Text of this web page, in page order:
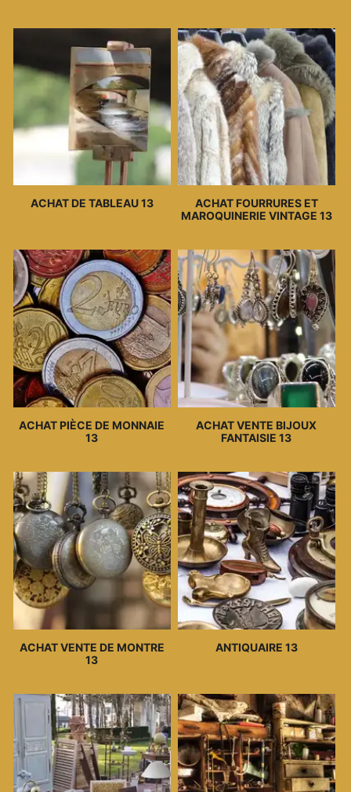
ACHAT DE TABLEAU 13
ACHAT FOURRURES ET
MAROQUINERIE VINTAGE 13
ACHAT PIÈCE DE MONNAIE
13
ACHAT VENTE BIJOUX
FANTAISIE 13
ACHAT VENTE DE MONTRE
13
ANTIQUAIRE 13